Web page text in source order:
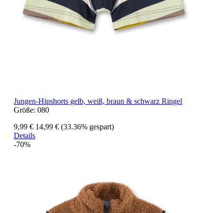
Jungen-Hipshorts gelb, weiß, braun & schwarz Ringel
Größe: 080
9,99 € 14,99 € (33.36% gespart)
Details
-70%